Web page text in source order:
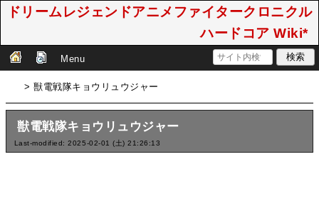
ドリームレジェンドアニメファイタークロニクル
ハードコア Wiki*
Menu
> 獣電戦隊キョウリュウジャー
獣電戦隊キョウリュウジャー
Last-modified: 2025-02-01 (土) 21:26:13